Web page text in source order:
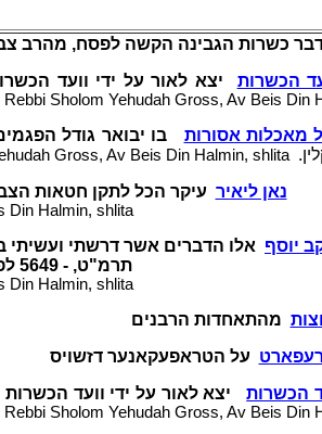
כשרות הגבינה הקשה לפסח, מהרב
הכשרות יצא לאור על ידי וועד
Rebbi Sholom Yehudah Gross, Av Beis Din
מאכלות אסורות בו יבואר גודל
Gross, Av Beis Din Halmin, shlita
נאן ליאיר עיקר הכל לתקן חטאות
Din Halmin, shlita
יוסף אלו הדברים אשר דרשתי ועשיתי
תרמ"ט, - 5649 לפ"ק
Din Halmin, shlita
מהתאחדות הרבנים
על הטראפעקאנער דזשויס
הכשרותיצא לאור על ידי וועד הכשרות
Sholom Yehudah Gross, Av Beis Din